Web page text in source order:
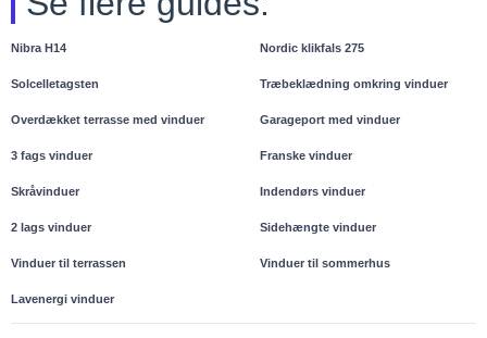
Nibra H14 Nordic klikfals 275
Solcelletagsten Træbeklædning omkring vinduer
Overdækket terrasse med vinduer Garageport med vinduer
3 fags vinduer Franske vinduer
Skråvinduer Indendørs vinduer
2 lags vinduer Sidehængte vinduer
Vinduer til terrassen Vinduer til sommerhus
Lavenergi vinduer